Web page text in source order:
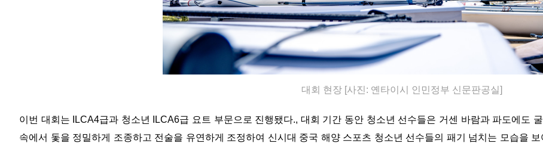
대회 현장 [사진: 옌타이시 인민정부 신문판공실]
이번 대회는 ILCA4급과 청소년 ILCA6급 요트 부문으로 진행됐다., 대회 기간 동안 청소년 선수들은 거센 바람과 파도에도
속에서 돛을 정밀하게 조종하고 전술을 유연하게 조정하여 신시대 중국 해양 스포츠 청소년 선수들의 패기 넘치는 모습을